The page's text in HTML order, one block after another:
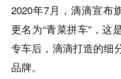
2020年7月，滴滴宣布
更名为“青菜拼车”，这
专车后，滴滴打造的细
品牌。